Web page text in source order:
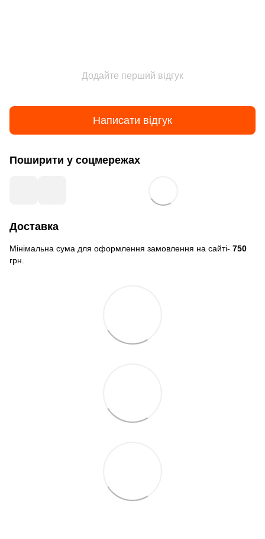
Додайте перший відгук
Написати відгук
Поширити у соцмережах
Доставка
Мінімальна сума для оформлення замовлення на сайті- 750
грн.